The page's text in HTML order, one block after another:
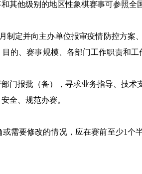
其他级别的地区性象棋赛事可参照全
制定并向主办单位报审疫情防控方案
的、赛事规模、各部门工作职责和
门报批（备），寻求业务指导、技
全、规范办赛。
需要修改的情况，应在赛前至少1个